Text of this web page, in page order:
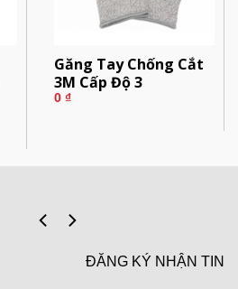
Găng Tay Chống Cắt
3M Cấp Độ 3
0 ₫
ĐĂNG KÝ NHẬN TIN